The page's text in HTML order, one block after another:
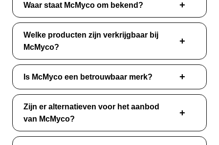
Waar staat McMyco om bekend?
Welke producten zijn verkrijgbaar bij
McMyco?
Is McMyco een betrouwbaar merk?
Zijn er alternatieven voor het aanbod
van McMyco?